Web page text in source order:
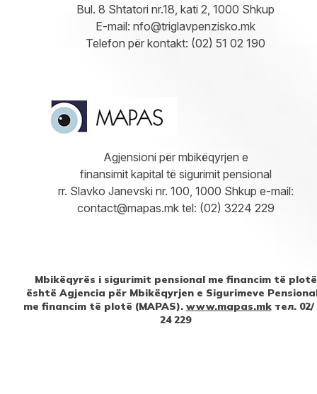
Bul. 8 Shtatori nr.18, kati 2, 1000 Shkup
E-mail: nfo@triglavpenzisko.mk
Telefon për kontakt: (02) 51 02 190
Agjensioni për mbikëqyrjen e
finansimit kapital të sigurimit pensional
rr. Slavko Janevski nr. 100, 1000 Shkup e-mail:
contact@mapas.mk tel: (02) 3224 229
Mbikëqyrës i sigurimit pensional me financim të plotë
është Agjencia për Mbikëqyrjen e Sigurimeve
me financim të plotë (MAPAS). www.mapas.mkтел. 02/
24 229